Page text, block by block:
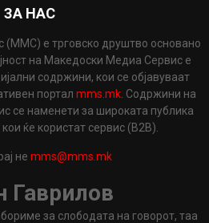
ЗА НАС
е трговско друштво основано
на Македоски Медиа Сервис е
содржини, кои се објавуваат
портал mms.mk . Содржини на
се наменети за широката публика
ќе користат сервис (B2B).
не mms@mms.mk
Гаврилов
за слободата на говорот, таа